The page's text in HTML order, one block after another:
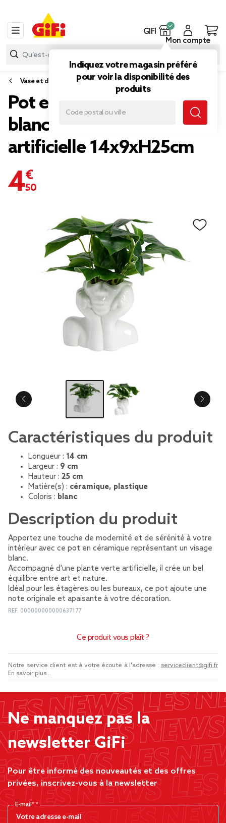
GIFI
Indiquez votre magasin préféré
pour voir la disponibilité des
produits
Mon compte
Vase et déco florale
Pot en céramique visage
blanc avec plante verte
artificielle 14x9xH25cm
4,50 €
Caractéristiques du produit
Longueur : 14 cm
Largeur : 9 cm
Hauteur : 25 cm
Matière(s) : céramique, plastique
Coloris : blanc
Description du produit
Apportez une touche de modernité et de sérénité à votre
intérieur avec ce pot en céramique représentant un visage
blanc.
Accompagné d'une plante verte artificielle, il crée un bel
équilibre entre art et nature.
Idéal pour les étagères ou les bureaux, ce pot ajoute une
note originale et apaisante à votre décoration.
REF. 000000000000637177
Ce produit vous plaît ?
Notre service client est à votre écoute à l'adresse : serviceclient@gifi.fr
En savoir plus...
Ne manquez pas la
newsletter GiFi
Pour être informé des nouveautés et des offres
privées, inscrivez-vous à la newsletter
E-mail*